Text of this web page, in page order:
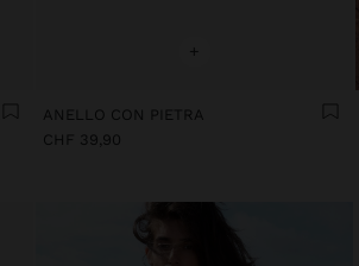
+
ANELLO CON PIETRA
CHF 39,90